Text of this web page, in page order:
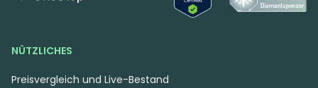
NÜTZLICHES
Preisvergleich und Live-Bestand